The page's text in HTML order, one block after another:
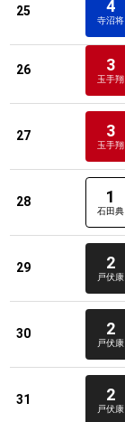
25 4
寺沼将
26 3
玉手翔
27 3
玉手翔
28 1
石田典
29 2
戸伏康
30 2
戸伏康
31 2
戸伏康